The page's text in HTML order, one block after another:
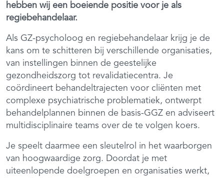
hebben wij een boeiende positie voor je als
regiebehandelaar.
Als GZ-psycholoog en regiebehandelaar krijg je de
kans om te schitteren bij verschillende organisaties,
van instellingen binnen de geestelijke
gezondheidszorg tot revalidatiecentra. Je
coördineert behandeltrajecten voor cliënten met
complexe psychiatrische problematiek, ontwerpt
behandelplannen binnen de basis-GGZ en adviseert
multidisciplinaire teams over de te volgen koers.
Je speelt daarmee een sleutelrol in het waarborgen
van hoogwaardige zorg. Doordat je met
uiteenlopende doelgroepen en organisaties werkt,